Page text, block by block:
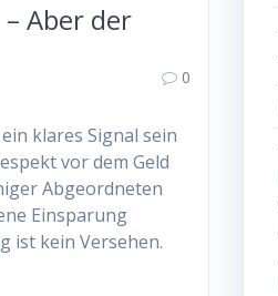
Aber der
0
klares Signal sein
vor dem Geld
Abgeordneten
Einsparung
ist kein Versehen.